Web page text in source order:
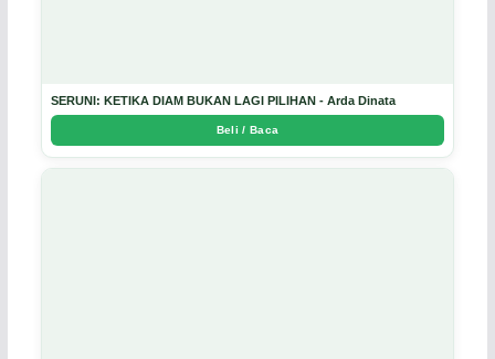
SERUNI: KETIKA DIAM BUKAN LAGI PILIHAN - Arda Dinata
Beli / Baca